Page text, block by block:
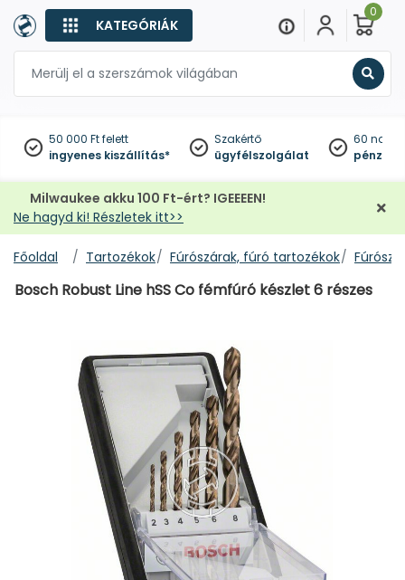
KATEGÓRIÁK
0
50 000 Ft felett
ingyenes kiszállítás*
Szakértő
ügyfélszolgálat
60
Milwaukee akku 100 Ft-ért? IGEEEEN!
Ne hagyd ki! Részletek itt>>
Főoldal Tartozékok Fúrószárak, fúró tartozékok
Bosch Robust Line hSS Co fémfúró készlet 6 részes